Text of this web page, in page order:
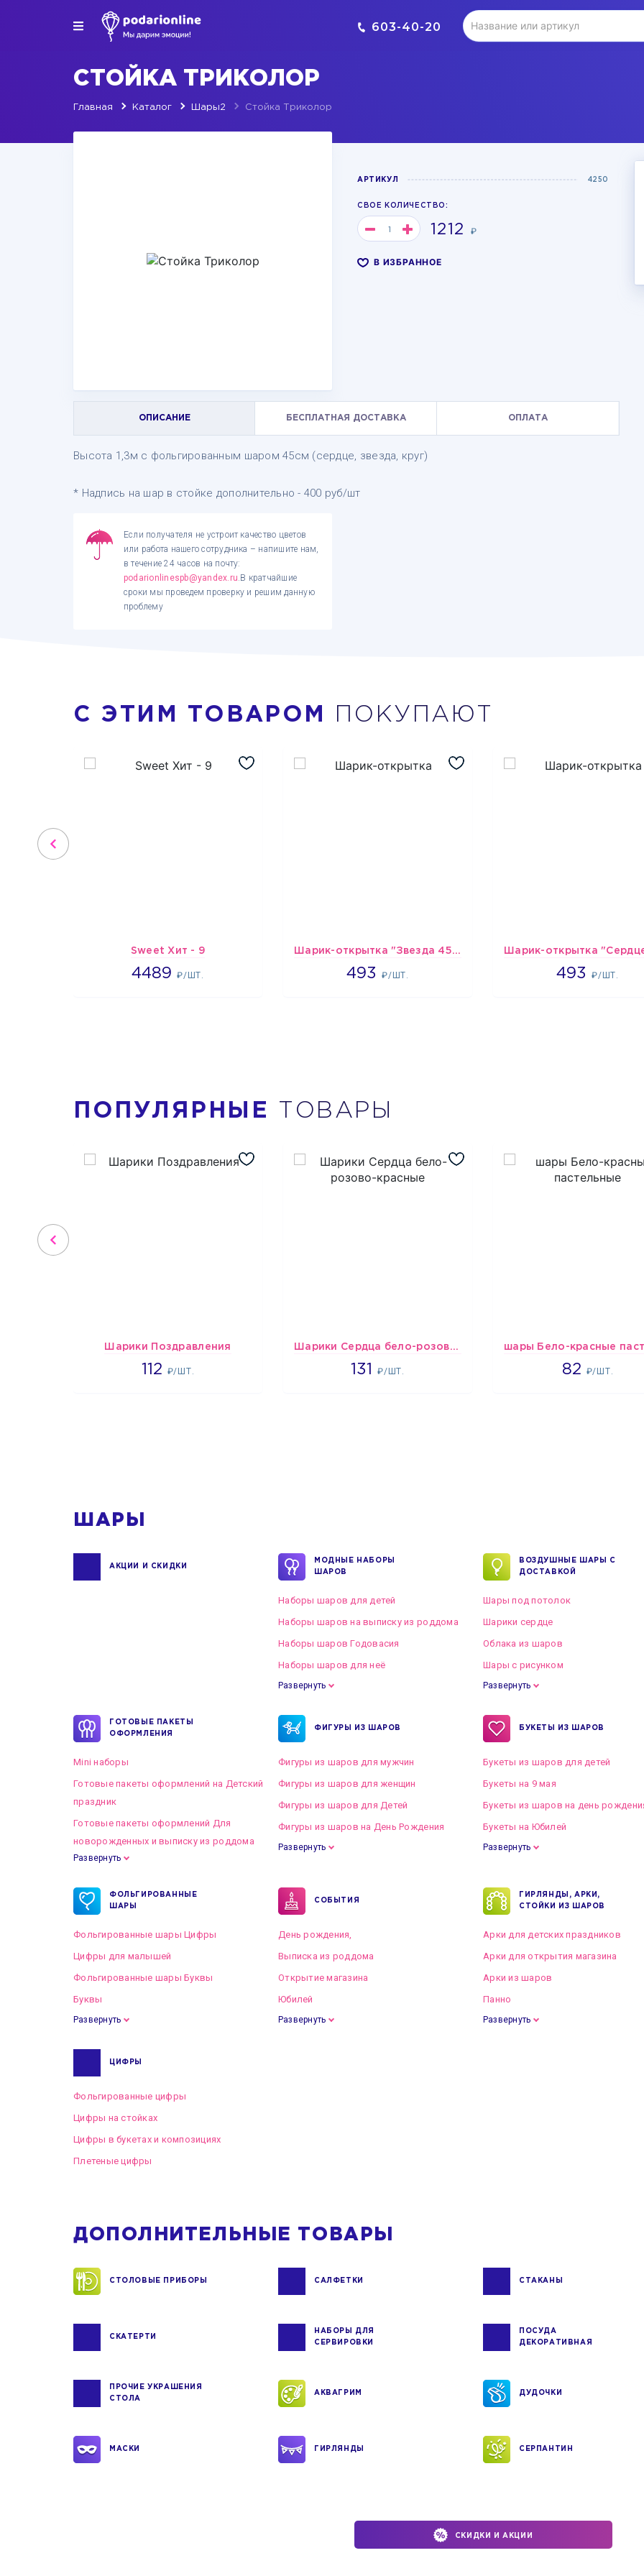
603-40-20
СТОЙКА ТРИКОЛОР
Главная Каталог Шары2 Стойка Триколор
АРТИКУЛ 4250
СВОЕ КОЛИЧЕСТВО:
1212 ₽
В ИЗБРАННОЕ
ОПИСАНИЕ БЕСПЛАТНАЯ ДОСТАВКА ОПЛАТА
Высота 1,3м с фольгированным шаром 45см (сердце, звезда, круг)
* Надпись на шар в стойке дополнительно - 400 руб/шт
Если получателя не устроит качество цветов
или работа нашего сотрудника – напишите нам,
в течение 24 часов на почту:
podarionlinespb@yandex.ru.В кратчайшие
сроки мы проведем проверку и решим данную
проблему
С ЭТИМ ТОВАРОМ ПОКУПАЮТ
Sweet Хит - 9
4489₽/ШТ.
4489 Шарик-открытка "Звезда 45 см" №1
493₽/ШТ.
493
493₽/ШТ.
493
ПОПУЛЯРНЫЕ ТОВАРЫ
Шарики Поздравления
112 ₽/ШТ.
1718 Шарики Сердца бело-розово-красные
131₽/ШТ.
2660
82 ₽/ШТ.
1637
ШАРЫ
АКЦИИ И СКИДКИ
МОДНЫЕ НАБОРЫ
ШАРОВ
Наборы шаров для детей
Наборы шаров на выписку из роддома
Наборы шаров Годовасия
Наборы шаров для неё
Развернуть
ВОЗДУШНЫЕ ШАРЫ С
ДОСТАВКОЙ
Шары под потолок
Шарики сердце
Облака из шаров
Шары с рисунком
Развернуть
ГОТОВЫЕ ПАКЕТЫ
ОФОРМЛЕНИЯ
Mini наборы
Готовые пакеты оформлений на Детский
праздник
Готовые пакеты оформлений Для
новорожденных и выписку из роддома
Готовые пакеты оформлений на Свадьбу
Развернуть
ФИГУРЫ ИЗ ШАРОВ
Фигуры из шаров для мужчин
Фигуры из шаров для женщин
Фигуры из шаров для Детей
Фигуры из шаров на День Рождения
Развернуть
БУКЕТЫ ИЗ ШАРОВ
Букеты из шаров для детей
Букеты на 9 мая
Букеты из шаров на день
Букеты на Юбилей
Развернуть
ФОЛЬГИРОВАННЫЕ
ШАРЫ
Фольгированные шары Цифры
Цифры для малышей
Фольгированные шары Буквы
Буквы
Развернуть
СОБЫТИЯ
День рождения,
Выписка из роддома
Открытие магазина
Юбилей
Развернуть
ГИРЛЯНДЫ, АРКИ,
СТОЙКИ ИЗ ШАРОВ
Арки для детских праздников
Арки для открытия магазина
Арки из шаров
Панно
Развернуть
ЦИФРЫ
Фольгированные цифры
Цифры на стойках
Цифры в букетах и композициях
Плетеные цифры
ДОПОЛНИТЕЛЬНЫЕ ТОВАРЫ
СТОЛОВЫЕ ПРИБОРЫ САЛФЕТКИ СТАКАНЫ
СКАТЕРТИ
НАБОРЫ ДЛЯ
СЕРВИРОВКИ
ПОСУДА
ДЕКОРАТИВНАЯ
ПРОЧИЕ УКРАШЕНИЯ
СТОЛА
АКВАГРИМ ДУДОЧКИ
МАСКИ ГИРЛЯНДЫ СЕРПАНТИН
СКИДКИ И АКЦИИ